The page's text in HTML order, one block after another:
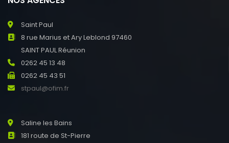
Saint Paul
8 rue Marius et Ary Leblond 97460
SAINT PAUL Réunion
0262 45 13 48
0262 45 43 51
stpaul@ofim.fr
Saline les Bains
181 route de St-Pierre